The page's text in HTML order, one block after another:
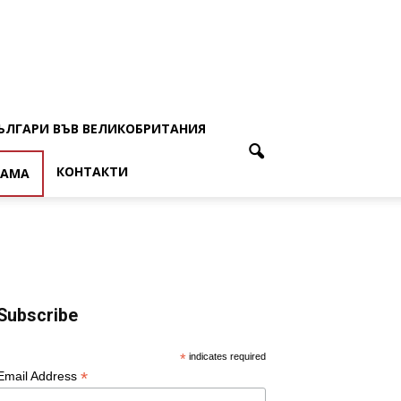
ВЪВ ВЕЛИКОБРИТАНИЯ
КОНТАКТИ
* indicates required
Address *